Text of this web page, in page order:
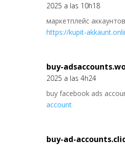
2025 a las 10h18
маркетплейс
https://kupit-
buy-
2025 a las 4h24
buy facebook ads
account
buy-ad-